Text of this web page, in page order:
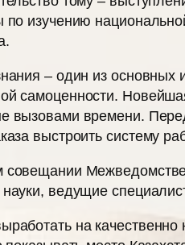
по изучению
– один из
самоценности.
вызовами времени.
выстроить систему
ведущие
на качественно